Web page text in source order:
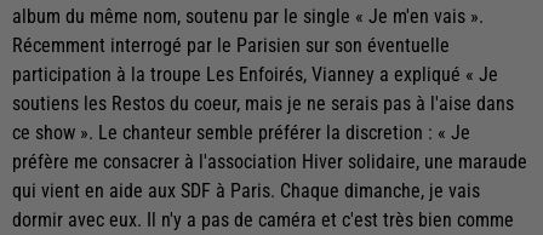
album du même nom, soutenu par le single « Je m'en vais ».
Récemment interrogé par le Parisien sur son éventuelle
participation à la troupe Les Enfoirés, Vianney a expliqué « Je
soutiens les Restos du coeur, mais je ne serais pas à l'aise dans
ce show ». Le chanteur semble préférer la discretion : « Je
préfère me consacrer à l'association Hiver solidaire, une maraude
qui vient en aide aux SDF à Paris. Chaque dimanche, je vais
dormir avec eux. Il n'y a pas de caméra et c'est très bien comme